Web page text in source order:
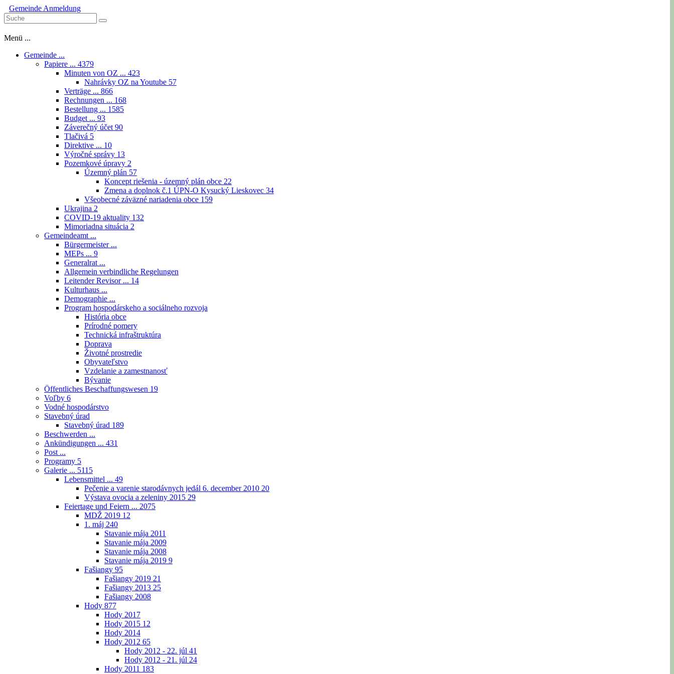
Gemeinde Anmeldung
Menü ...
Gemeinde ...
Papiere ... 4379
Minuten von OZ ... 423
Nahrávky OZ na Youtube 57
Verträge ... 866
Rechnungen ... 168
Bestellung ... 1585
Budget ... 93
Záverečný účet 90
Tlačivá 5
Direktive ... 10
Výročné správy 13
Pozemkové úpravy 2
Územný plán 57
Koncept riešenia - územný plán obce 22
Zmena a doplnok č.1 ÚPN-O Kysucký Lieskovec 34
Všeobecné záväzné nariadenia obce 159
Ukrajina 2
COVID-19 aktuality 132
Mimoriadna situácia 2
Gemeindeamt ...
Bürgermeister ...
MEPs ... 9
Generalrat ...
Allgemein verbindliche Regelungen
Leitender Revisor ... 14
Kulturhaus ...
Demographie ...
Program hospodárskeho a sociálneho rozvoja
História obce
Prírodné pomery
Technická infraštruktúra
Doprava
Životné prostredie
Obyvateľstvo
Vzdelanie a zamestnanosť
Bývanie
Öffentliches Beschaffungswesen 19
Voľby 6
Vodné hospodárstvo
Stavebný úrad
Stavebný úrad 189
Beschwerden ...
Ankündigungen ... 431
Post ...
Programy 5
Galerie ... 5115
Lebensmittel ... 49
Pečenie a varenie starodávnych jedál 6. december 2010 20
Výstava ovocia a zeleniny 2015 29
Feiertage und Feiern ... 2075
MDŽ 2019 12
1. máj 240
Stavanie mája 2011
Stavanie mája 2009
Stavanie mája 2008
Stavanie mája 2019 9
Fašiangy 95
Fašiangy 2019 21
Fašiangy 2013 25
Fašiangy 2008
Hody 877
Hody 2017
Hody 2015 12
Hody 2014
Hody 2012 65
Hody 2012 - 22. júl 41
Hody 2012 - 21. júl 24
Hody 2011 183